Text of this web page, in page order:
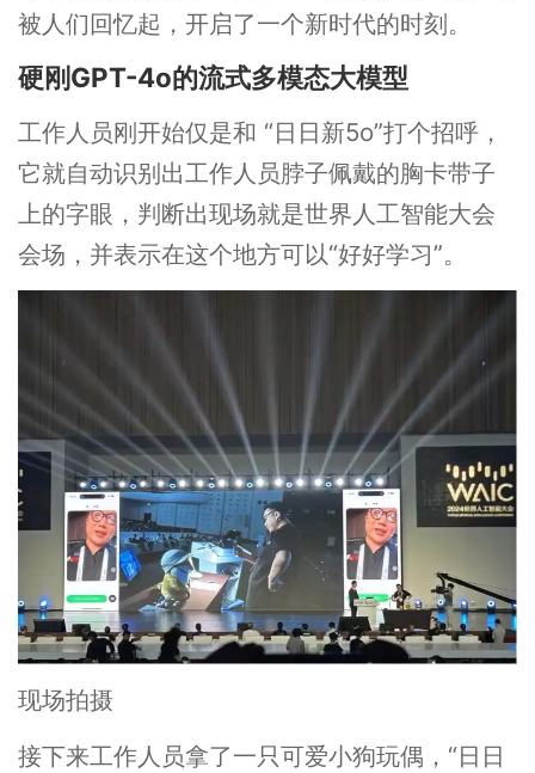
被人们回忆起，开启了一个新时代的时刻。
硬刚GPT-4o的流式多模态大模型
工作人员刚开始仅是和 “日日新5o”打个招呼，
它就自动识别出工作人员脖子佩戴的胸卡带子
上的字眼，判断出现场就是世界人工智能大会
会场，并表示在这个地方可以“好好学习”。
现场拍摄
接下来工作人员拿了一只可爱小狗玩偶，“日日